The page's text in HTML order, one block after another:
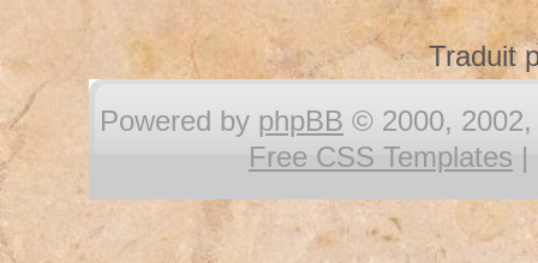
Traduit
Powered by phpBB © 2000, 2002,
Free CSS Templates |